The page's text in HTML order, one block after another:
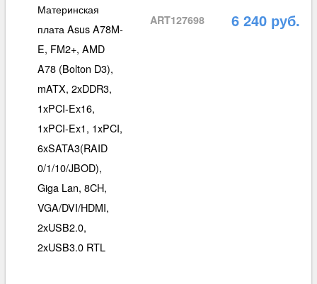
Материнская
плата Asus A78M-
E, FM2+, AMD
A78 (Bolton D3),
mATX, 2xDDR3,
1xPCI-Ex16,
1xPCI-Ex1, 1xPCI,
6xSATA3(RAID
0/1/10/JBOD),
Giga Lan, 8CH,
VGA/DVI/HDMI,
2xUSB2.0,
2xUSB3.0 RTL
ART127698 6 240 руб.